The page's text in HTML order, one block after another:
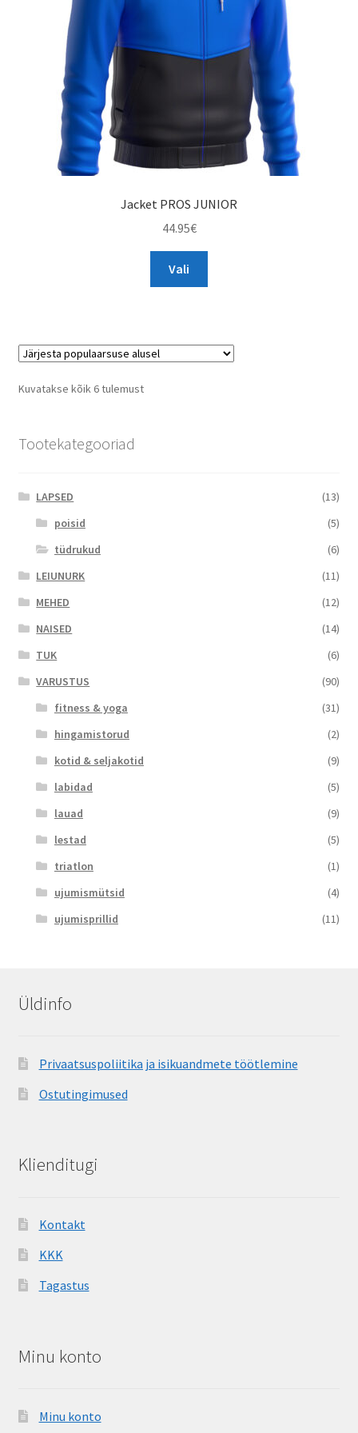
chosen
the
Jacket PROS JUNIOR
44.95€
Vali
The
Kuvatakse kõik 6 tulemustSorted
Tootekategooriad
LAPSED
(13)
poisid
(5)
tüdrukud
(6)
LEIUNURK
(11)
MEHED
(12)
NAISED
(14)
TUK
(6)
VARUSTUS
(90)
fitness & yoga
(31)
hingamistorud
(2)
kotid & seljakotid
(9)
labidad
(5)
lauad
(9)
lestad
(5)
triatlon
(1)
ujumismütsid
(4)
ujumisprillid
(11)
Üldinfo
Privaatsuspoliitika ja isikuandmete töötlemine
Ostutingimused
Klienditugi
Kontakt
KKK
Tagastus
Minu konto
Minu konto